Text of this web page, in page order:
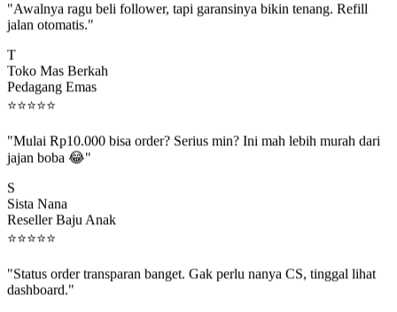
jalan otomatis."
Toko Mas Berkah
Pedagang Emas
⭐⭐⭐⭐⭐
jajan boba 😂"
Sista Nana
Reseller Baju Anak
⭐⭐⭐⭐⭐
dashboard."